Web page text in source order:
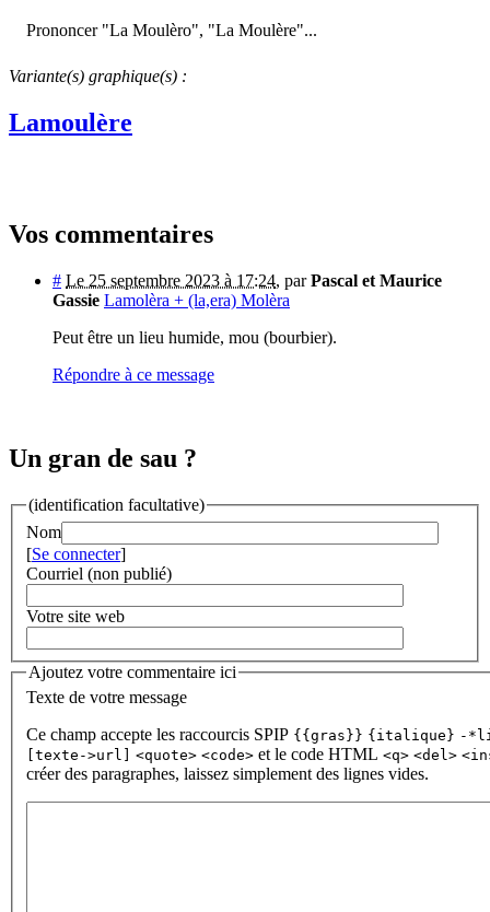
Prononcer "La Moulèro", "La Moulère"...
Variante(s) graphique(s) :
Lamoulère
Vos commentaires
# Le 25 septembre 2023 à 17:24, parPascal et Maurice
Gassie Lamolèra + (la,era) Molèra
Peut être un lieu humide, mou (bourbier).
Répondre à ce message
Un gran de sau ?
(identification facultative)
Nom
[Se connecter]
Courriel (non publié)
Votre site web
Ajoutez votre commentaire ici
Texte de votre message
Ce champ accepte les raccourcis SPIP {{gras}} {italique} -
[texte->url]
<quote> <code> et le code HTML <q> <del>
créer des paragraphes, laissez simplement des lignes vides.